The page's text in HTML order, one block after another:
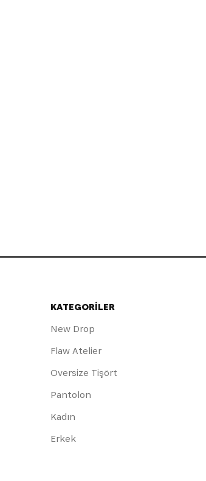
KATEGORİLER
New Drop
Flaw Atelier
Oversize Tişört
Pantolon
Kadın
Erkek